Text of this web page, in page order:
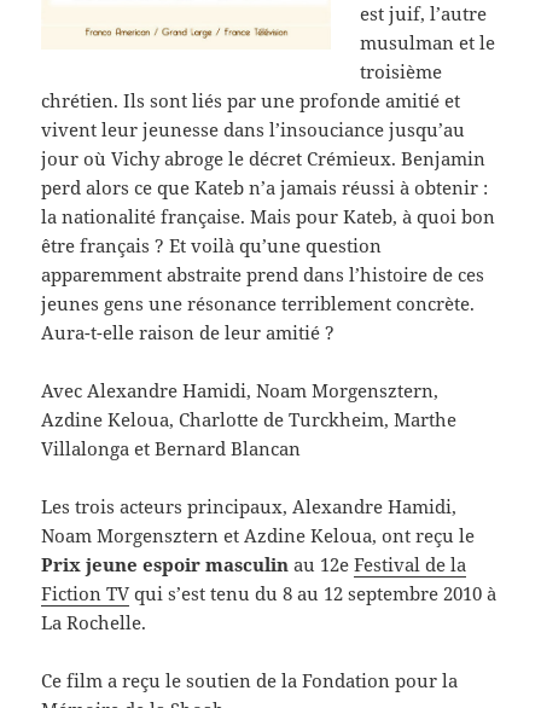
est juif, l’autre
musulman et le
troisième
chrétien. Ils sont liés par une profonde amitié et
vivent leur jeunesse dans l’insouciance jusqu’au
jour où Vichy abroge le décret Crémieux. Benjamin
perd alors ce que Kateb n’a jamais réussi à obtenir :
la nationalité française. Mais pour Kateb, à quoi bon
être français ? Et voilà qu’une question
apparemment abstraite prend dans l’histoire de ces
jeunes gens une résonance terriblement concrète.
Aura-t-elle raison de leur amitié ?
Avec Alexandre Hamidi, Noam Morgensztern,
Azdine Keloua, Charlotte de Turckheim, Marthe
Villalonga et Bernard Blancan
Les trois acteurs principaux, Alexandre Hamidi,
Noam Morgensztern et Azdine Keloua, ont reçu le
Prix jeune espoir masculin au 12eFestival de la
Fiction TV qui s’est tenu du 8 au 12 septembre 2010 à
La Rochelle.
Ce film a reçu le soutien de la Fondation pour la